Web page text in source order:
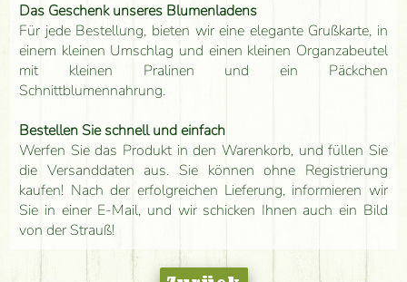
Das Geschenk unseres Blumenladens
Für jede Bestellung, bieten wir eine elegante Grußkarte, in
einem kleinen Umschlag und einen kleinen Organzabeutel
mit kleinen Pralinen und ein Päckchen
Schnittblumennahrung.
Bestellen Sie schnell und einfach
Werfen Sie das Produkt in den Warenkorb, und füllen Sie
die Versanddaten aus. Sie können ohne Registrierung
kaufen! Nach der erfolgreichen Lieferung, informieren wir
Sie in einer E-Mail, und wir schicken Ihnen auch ein Bild
von der Strauß!